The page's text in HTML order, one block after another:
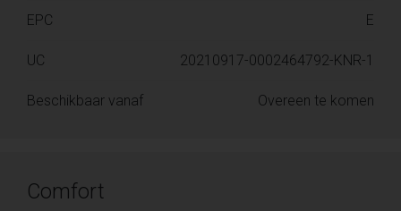
EPC E
UC 20210917-0002464792-KNR-1
Beschikbaar vanaf Overeen te komen
Comfort